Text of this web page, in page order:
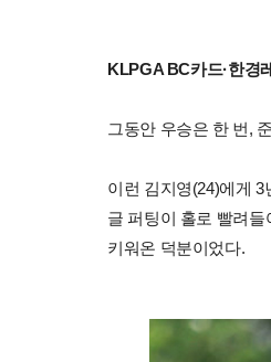
KLPGA BC카드·한경
그동안 우승은 한 번,
이런 김지영(24)에게
글 퍼팅이 홀로 빨려
키워온 덕분이었다.